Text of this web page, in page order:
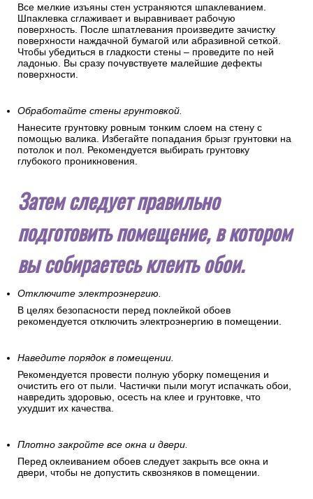
Все мелкие изъяны стен устраняются шпаклеванием.
Шпаклевка сглаживает и выравнивает рабочую
поверхность. После шпатлевания произведите зачистку
поверхности наждачной бумагой или абразивной сеткой.
Чтобы убедиться в гладкости стены – проведите по ней
ладонью. Вы сразу почувствуете малейшие дефекты
поверхности.
Обработайте стены грунтовкой.
Нанесите грунтовку ровным тонким слоем на стену с
помощью валика. Избегайте попадания брызг грунтовки на
потолок и пол. Рекомендуется выбирать грунтовку
глубокого проникновения.
Затем следует правильно
подготовить помещение, в котором
вы собираетесь клеить обои.
Отключите электроэнергию.
В целях безопасности перед поклейкой обоев
рекомендуется отключить электроэнергию в помещении.
Наведите порядок в помещении.
Рекомендуется провести полную уборку помещения и
очистить его от пыли. Частички пыли могут испачкать обои,
навредить здоровью, осесть на клее и грунтовке, что
ухудшит их качества.
Плотно закройте все окна и двери.
Перед оклеиванием обоев следует закрыть все окна и
двери, чтобы не допустить сквозняков в помещении.